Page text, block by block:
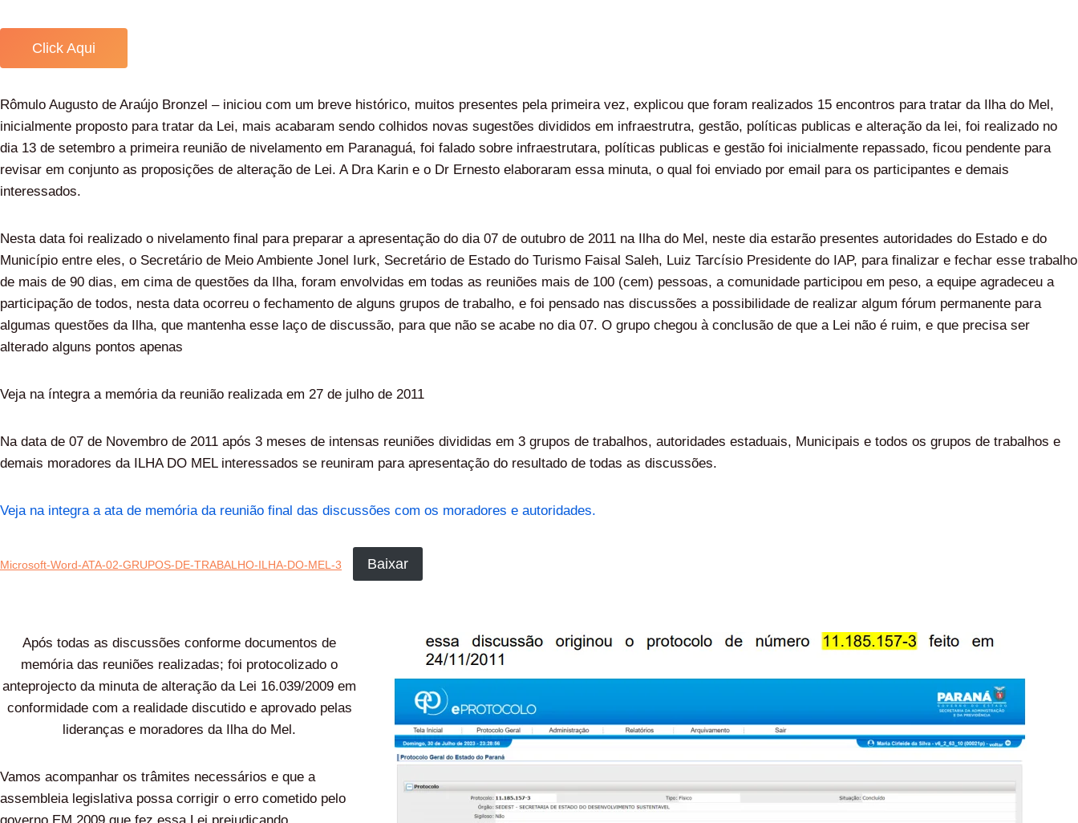
Click Aqui
Rômulo Augusto de Araújo Bronzel – iniciou com um breve histórico, muitos presentes pela primeira vez, explicou que foram realizados 15 encontros para tratar da Ilha do Mel,
inicialmente proposto para tratar da Lei, mais acabaram sendo colhidos novas sugestões divididos em infraestrutra, gestão, políticas publicas e alteração da lei, foi realizado no
dia 13 de setembro a primeira reunião de nivelamento em Paranaguá, foi falado sobre infraestrutara, políticas publicas e gestão foi inicialmente repassado, ficou pendente para
revisar em conjunto as proposições de alteração de Lei. A Dra Karin e o Dr Ernesto elaboraram essa minuta, o qual foi enviado por email para os participantes e demais
interessados.
Nesta data foi realizado o nivelamento final para preparar a apresentação do dia 07 de outubro de 2011 na Ilha do Mel, neste dia estarão presentes autoridades do Estado e do
Município entre eles, o Secretário de Meio Ambiente Jonel Iurk, Secretário de Estado do Turismo Faisal Saleh, Luiz Tarcísio Presidente do IAP, para finalizar e fechar esse trabalho
de mais de 90 dias, em cima de questões da Ilha, foram envolvidas em todas as reuniões mais de 100 (cem) pessoas, a comunidade participou em peso, a equipe agradeceu a
participação de todos, nesta data ocorreu o fechamento de alguns grupos de trabalho, e foi pensado nas discussões a possibilidade de realizar algum fórum permanente para
algumas questões da Ilha, que mantenha esse laço de discussão, para que não se acabe no dia 07. O grupo chegou à conclusão de que a Lei não é ruim, e que precisa ser
alterado alguns pontos apenas
Veja na íntegra a memória da reunião realizada em 27 de julho de 2011
Na data de 07 de Novembro de 2011 após 3 meses de intensas reuniões divididas em 3 grupos de trabalhos, autoridades estaduais, Municipais e todos os grupos de trabalhos e
demais moradores da ILHA DO MEL interessados se reuniram para apresentação do resultado de todas as discussões.
Veja na integra a ata de memória da reunião final das discussões com os moradores e autoridades.
Microsoft-Word-ATA-02-GRUPOS-DE-TRABALHO-ILHA-DO-MEL-3 Baixar
Após todas as discussões conforme documentos de
memória das reuniões realizadas; foi protocolizado o
anteprojecto da minuta de alteração da Lei 16.039/2009 em
conformidade com a realidade discutido e aprovado pelas
lideranças e moradores da Ilha do Mel.
Vamos acompanhar os trâmites necessários e que a
assembleia legislativa possa corrigir o erro cometido pelo